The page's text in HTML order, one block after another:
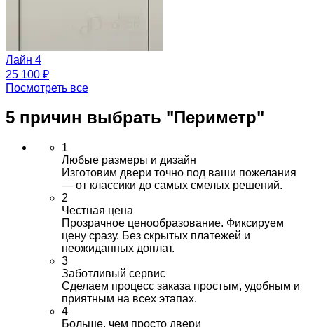
Лайн 4
25 100 ₽
Посмотреть все
5 причин выбрать "Периметр"
1
Любые размеры и дизайн
Изготовим двери точно под ваши пожелания
— от классики до самых смелых решений.
2
Честная цена
Прозрачное ценообразование. Фиксируем
цену сразу. Без скрытых платежей и
неожиданных доплат.
3
Заботливый сервис
Сделаем процесс заказа простым, удобным и
приятным на всех этапах.
4
Больше, чем просто двери